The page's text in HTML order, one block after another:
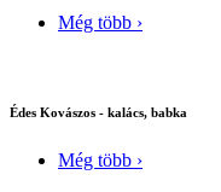
Még több ›
Édes Kovászos - kalács, babka
Még több ›